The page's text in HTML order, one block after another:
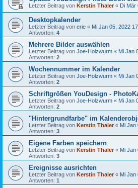
Letzter Beitrag von Kerstin Thaler« Di Mär
Desktopkalender
Letzter Beitrag von erie « Mi Jan 05, 2022
Antworten: 4
Mehrere Bilder auswählen
Letzter Beitrag von Joe-Holzwurm « Mi Jan
Antworten: 2
Wochennummer im Kalender
Letzter Beitrag von Joe-Holzwurm « Mi Jan
Antworten: 2
Schriftgrößen YouDesign -
Letzter Beitrag von Joe-Holzwurm « Mi Jan
Antworten: 2
"Hintergrundfarbe" im
Letzter Beitrag von Kerstin Thaler« Mi Jan
Antworten: 3
Eigene Farben speichern
Letzter Beitrag von Kerstin Thaler« Mi Jan
Antworten: 3
Ereignisse ausrichten
Letzter Beitrag von Kerstin Thaler« Mi Jan
Antworten: 1